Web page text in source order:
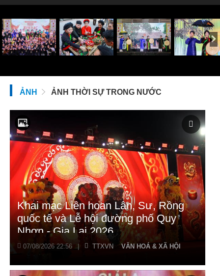
ẢNH ẢNH THỜI SỰ TRONG NƯỚC
Khai mạc Liên hoan Lân, Sư, Rồng
quốc tế và Lễ hội đường phố Quy
Nhơn - Gia Lai 2026
07/08/2026 22:56 TTXVN VĂN HOÁ & XÃ HỘI